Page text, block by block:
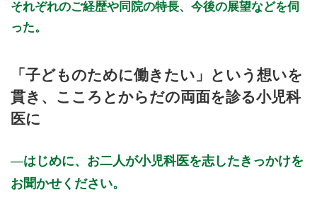
それぞれのご経歴や同院の特長、今後の展望などを伺
った。
「子どものために働きたい」という想いを
貫き、こころとからだの両面を診る小児科
医に
はじめに、お二人が小児科医を志したきっかけを
お聞かせください。